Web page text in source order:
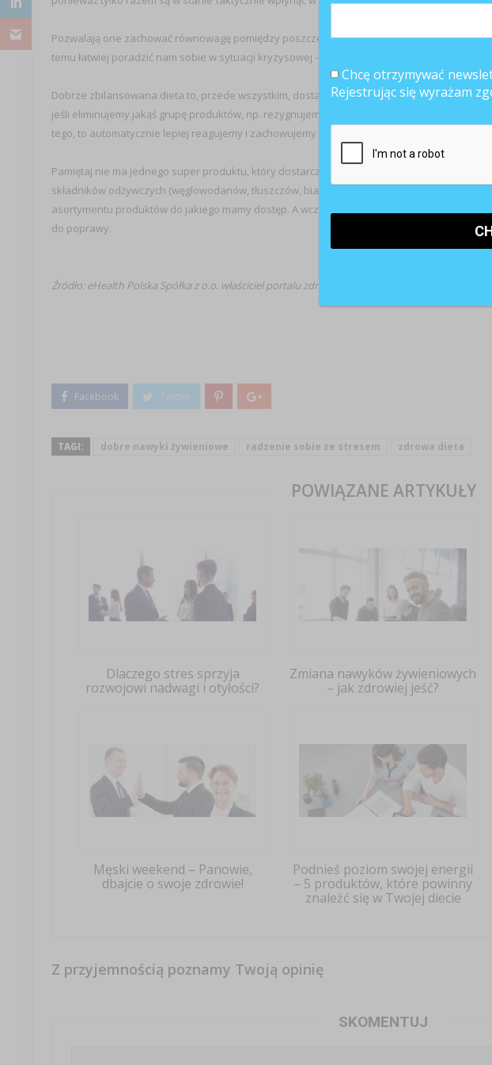
Pozwalają one zachować równowagę pomiędzy poszczególnymi sferami naszego życia:
temu łatwiej poradzić nam sobie w sytuacji kryzysowej – robimy to szybciej i bardziej
Dobrze zbilansowana dieta to, przede wszystkim, dostarczenie wszystkich niezbędnych
jeśli eliminujemy jakąś grupę produktów, np. rezygnujemy z węglowodanów lub ograniczamy
tego, to automatycznie lepiej reagujemy i zachowujemy się w sytuacjach stresowych i nie
Pamiętaj nie ma jednego super produktu, który dostarczy wszystkich niezbędnych
składników odżywczych (węglowodanów, tłuszczów, białka), witamin i składników
asortymentu produktów do jakiego mamy dostęp. A wcześniej, przyjrzeć się swoim
do poprawy.
Źródło: eHealth Polska Spółka z o.o. właściciel portalu zdrowotnego
TAGI: dobre nawyki żywieniowe radzenie sobie ze stresem zdrowa dieta
POWIĄZANE ARTYKUŁY
Dlaczego stres sprzyja
rozwojowi nadwagi i otyłości?
Zmiana nawyków żywieniowych
– jak zdrowiej jeść?
Męski weekend – Panowie,
dbajcie o swoje zdrowie!
Podnieś poziom swojej energii
– 5 produktów, które powinny
znaleźć się w Twojej diecie
Z przyjemnością poznamy Twoją opinię
SKOMENTUJ
Chcę otrzymywać
Rejestrując się wyrażam